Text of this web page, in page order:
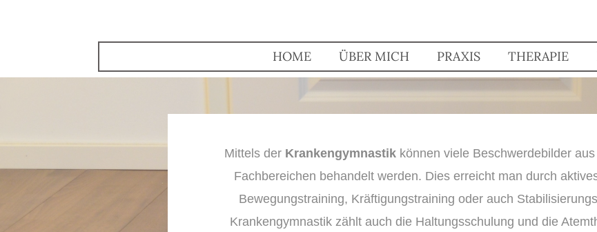
HOME ÜBER MICH PRAXIS THERAPIE
Mittels der Krankengymnastik können viele Beschwerdebilder
Fachbereichen behandelt werden. Dies erreicht man durch
Bewegungstraining, Kräftigungstraining oder auch
Krankengymnastik zählt auch die Haltungsschulung und die